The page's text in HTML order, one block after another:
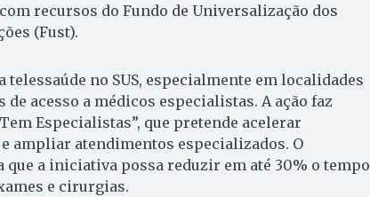
recursos do Fundo de Universalização dos
(Fust).
telessaúde no SUS, especialmente em localidades
acesso a médicos especialistas. A ação faz
Especialistas”, que pretende acelerar
ampliar atendimentos especializados. O
que a iniciativa possa reduzir em até 30% o tempo
e cirurgias.